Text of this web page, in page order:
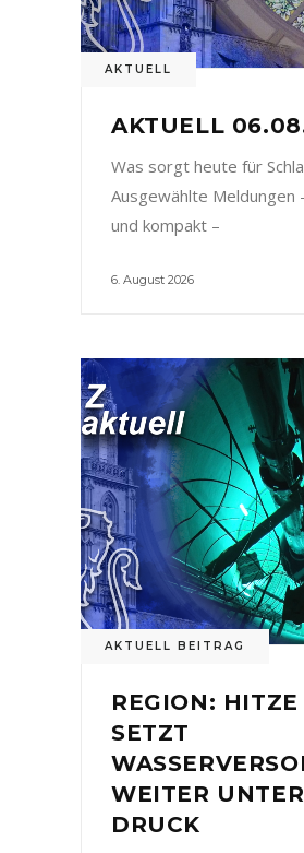
AKTUELL
AKTUELL
Was sorgt heute für
Ausgewählte Meldungen
und kompakt –
6. August 2026
AKTUELL BEITRAG
REGION: HITZE
SETZT
WEITER UNTER
DRUCK